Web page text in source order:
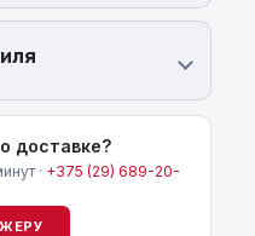
доставке?
· +375 (29) 689-20-